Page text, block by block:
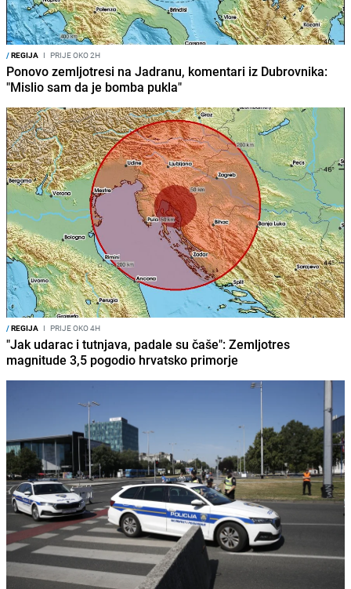
/REGIJA I PRIJE OKO 2H
Ponovo zemljotresi na Jadranu, komentari iz Dubrovnika:
"Mislio sam da je bomba pukla"
/REGIJA I PRIJE OKO 4H
"Jak udarac i tutnjava, padale su čaše": Zemljotres
magnitude 3,5 pogodio hrvatsko primorje